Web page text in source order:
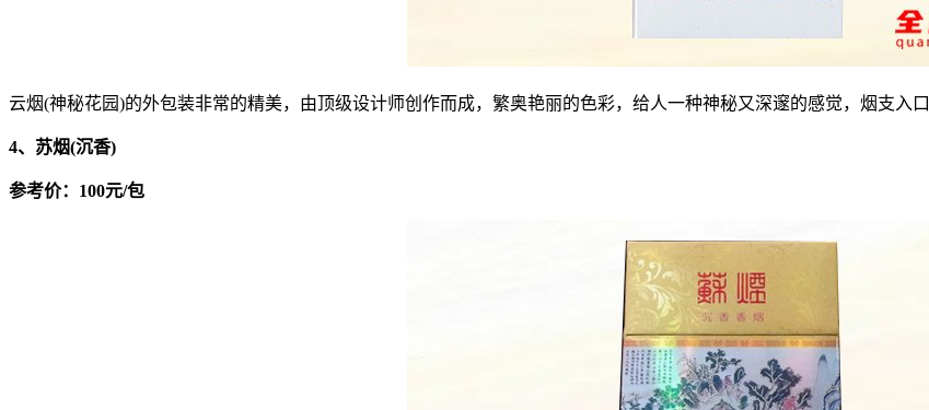
云烟(神秘花园)的外包装非常的精美，由顶级设计师创作而成，繁奥艳丽的色彩，给人一种神秘又深邃的感觉，烟支入
4、苏烟(沉香)
参考价：100元/包